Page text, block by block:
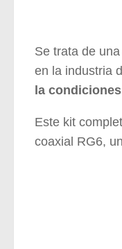
Se trata de una
en la industria
la
Este kit
coaxial RG6,